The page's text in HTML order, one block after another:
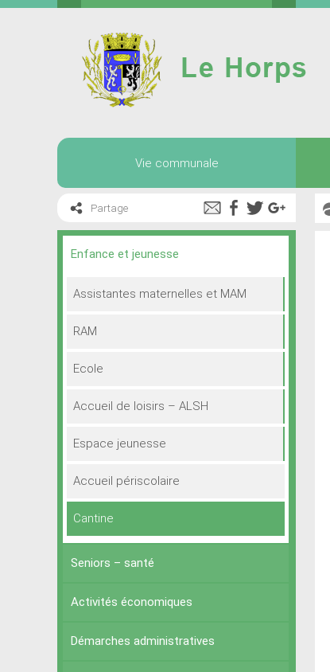
Aller
Vie communale
Partage
Enfance et jeunesse
Assistantes maternelles et MAM
RAM
Ecole
Accueil de loisirs – ALSH
Espace jeunesse
Accueil périscolaire
Cantine
Seniors – santé
Activités économiques
Démarches administratives